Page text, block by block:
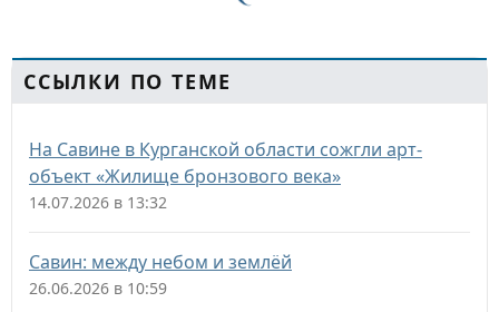
ССЫЛКИ ПО ТЕМЕ
На Савине в Курганской области сожгли арт-
объект «Жилище бронзового века»
14.07.2026 в 13:32
Савин: между небом и землёй
26.06.2026 в 10:59